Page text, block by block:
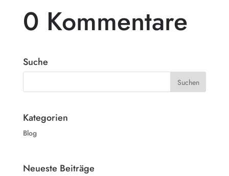
0 Kommentare
Suche
Kategorien
Blog
Neueste Beiträge